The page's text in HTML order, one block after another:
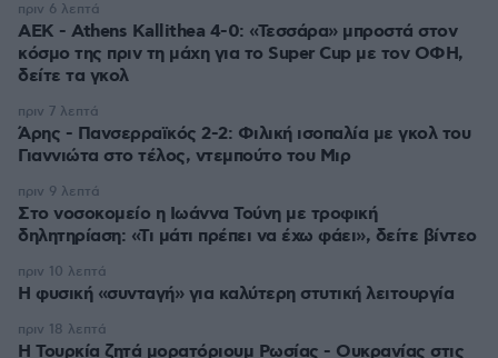
ΑΕΚ - Athens Kallithea 4-0: «Τεσσάρα» μπροστά στον
κόσμο της πριν τη μάχη για το Super Cup με τον ΟΦΗ,
δείτε τα γκολ
πριν 6 λεπτά
Άρης - Πανσερραϊκός 2-2: Φιλική ισοπαλία με γκολ του
Γιαννιώτα στο τέλος, ντεμπούτο του Μιρ
πριν 7 λεπτά
Στο νοσοκομείο η Ιωάννα Τούνη με τροφική
δηλητηρίαση: «Τι μάτι πρέπει να έχω φάει», δείτε βίντεο
πριν 9 λεπτά
Η φυσική «συνταγή» για καλύτερη στυτική λειτουργία
πριν 10 λεπτά
Η Τουρκία ζητά μορατόριουμ Ρωσίας - Ουκρανίας στις
πριν 18 λεπτά